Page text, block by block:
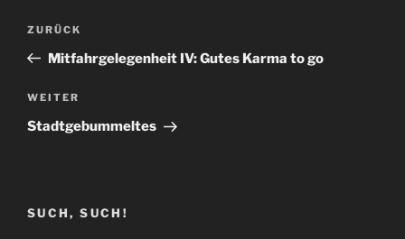
Beitragsnavigation
Vorheriger
Beitrag
ZURÜCK
Mitfahrgelegenheit IV: Gutes Karma to go
Nächster
Beitrag
WEITER
Stadtgebummeltes
SUCH, SUCH!